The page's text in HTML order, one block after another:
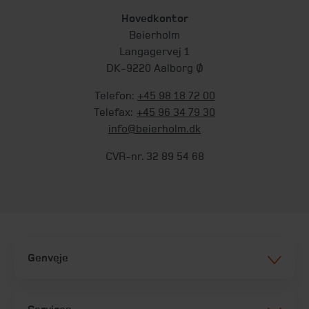
Hovedkontor
Beierholm
Langagervej 1
DK-9220 Aalborg Ø
Telefon: +45 98 18 72 00
Telefax: +45 96 34 79 30
info@beierholm.dk
CVR-nr. 32 89 54 68
Genveje